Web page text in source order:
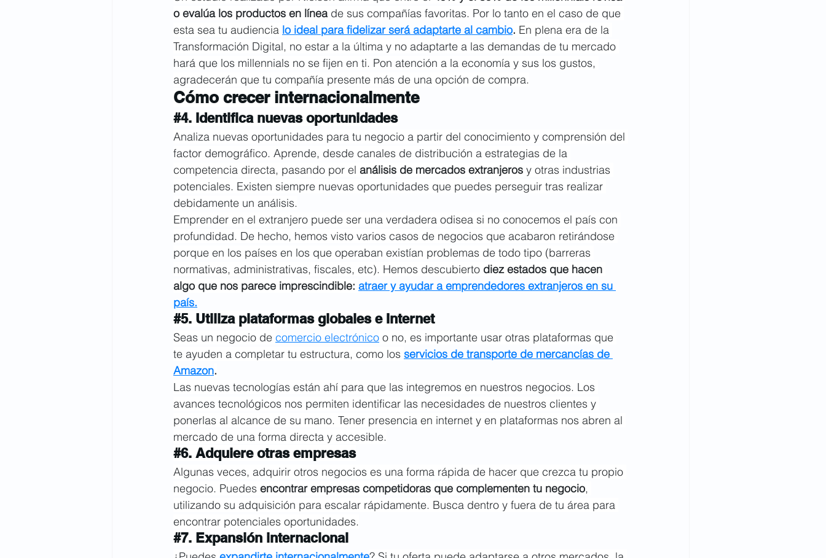
o evalúa los productos en línea de sus compañías favoritas. Por lo tanto en el caso de que
esta sea tu audiencia lo ideal para fidelizar será adaptarte al cambio. En plena era de la
Transformación Digital, no estar a la última y no adaptarte a las demandas de tu mercado
hará que los millennials no se fijen en ti. Pon atención a la economía y sus los gustos,
agradecerán que tu compañía presente más de una opción de compra.
Cómo crecer internacionalmente
#4. Identifica nuevas oportunidades
Analiza nuevas oportunidades para tu negocio a partir del conocimiento y comprensión del
factor demográfico. Aprende, desde canales de distribución a estrategias de la
competencia directa, pasando por el análisis de mercados extranjeros y otras industrias
potenciales. Existen siempre nuevas oportunidades que puedes perseguir tras realizar
debidamente un análisis.
Emprender en el extranjero puede ser una verdadera odisea si no conocemos el país con
profundidad. De hecho, hemos visto varios casos de negocios que acabaron retirándose
porque en los países en los que operaban existían problemas de todo tipo (barreras
normativas, administrativas, fiscales, etc). Hemos descubierto diez estados que hacen
algo que nos parece imprescindible: atraer y ayudar a emprendedores extranjeros en su
país.
#5. Utiliza plataformas globales e Internet
Seas un negocio de comercio electrónico o no, es importante usar otras plataformas que
te ayuden a completar tu estructura, como los servicios de transporte de mercancías de
Amazon.
Las nuevas tecnologías están ahí para que las integremos en nuestros negocios. Los
avances tecnológicos nos permiten identificar las necesidades de nuestros clientes y
ponerlas al alcance de su mano. Tener presencia en internet y en plataformas nos abren al
mercado de una forma directa y accesible.
#6. Adquiere otras empresas
Algunas veces, adquirir otros negocios es una forma rápida de hacer que crezca tu propio
negocio. Puedes encontrar empresas competidoras que complementen tu negocio,
utilizando su adquisición para escalar rápidamente. Busca dentro y fuera de tu área para
encontrar potenciales oportunidades.
#7. Expansión internacional